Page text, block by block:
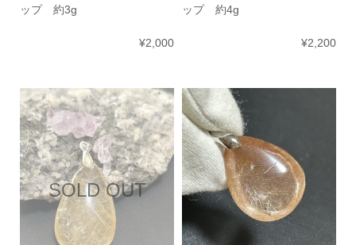
ップ 約3g
¥2,000
ップ 約4g
¥2,200
SOLD OUT